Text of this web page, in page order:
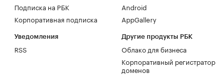
Подписка на РБК
Корпоративная подписка
Уведомления
RSS
Android
AppGallery
Другие продукты РБК
Облако для бизнеса
Корпоративный регистратор
доменов